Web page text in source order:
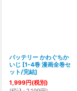
バッテリー かわぐちか
いじ [1-4巻 漫画全巻セ
ット/完結]
1,999円(税別)